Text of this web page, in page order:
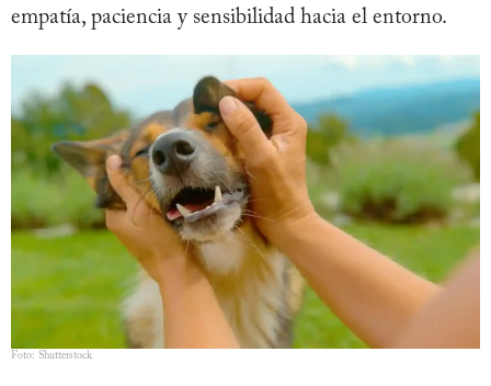
empatía, paciencia y sensibilidad hacia el entorno.
Foto: Shutterstock